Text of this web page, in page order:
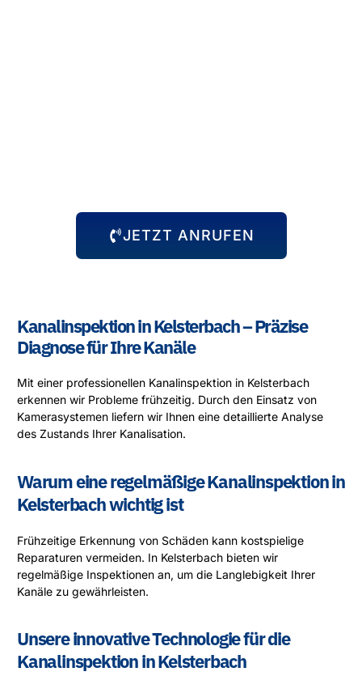
JETZT ANRUFEN
Kanalinspektion in Kelsterbach – Präzise
Diagnose für Ihre Kanäle
Mit einer professionellen Kanalinspektion in Kelsterbach
erkennen wir Probleme frühzeitig. Durch den Einsatz von
Kamerasystemen liefern wir Ihnen eine detaillierte Analyse
des Zustands Ihrer Kanalisation.
Warum eine regelmäßige Kanalinspektion in
Kelsterbach wichtig ist
Frühzeitige Erkennung von Schäden kann kostspielige
Reparaturen vermeiden. In Kelsterbach bieten wir
regelmäßige Inspektionen an, um die Langlebigkeit Ihrer
Kanäle zu gewährleisten.
Unsere innovative Technologie für die
Kanalinspektion in Kelsterbach